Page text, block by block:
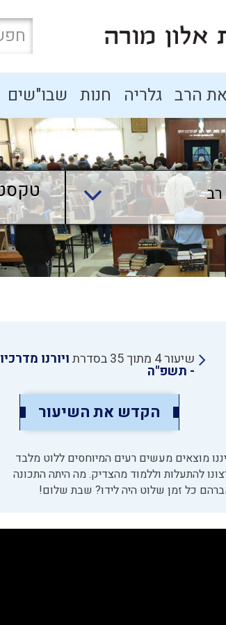
הרב גלריה חנות שבו"שים
שיעור 4 מתוך 35 בסדרת ויורנו מדרכיו
- תשפ"ה
הקדש את השיעור
מוצאים מעשים רעים המיוחסים ללוט מלבד
להתעלות וללמוד מהצדיק. מה היתה התכונה
כל זמן שלוט היה לידו? שבת שלום!